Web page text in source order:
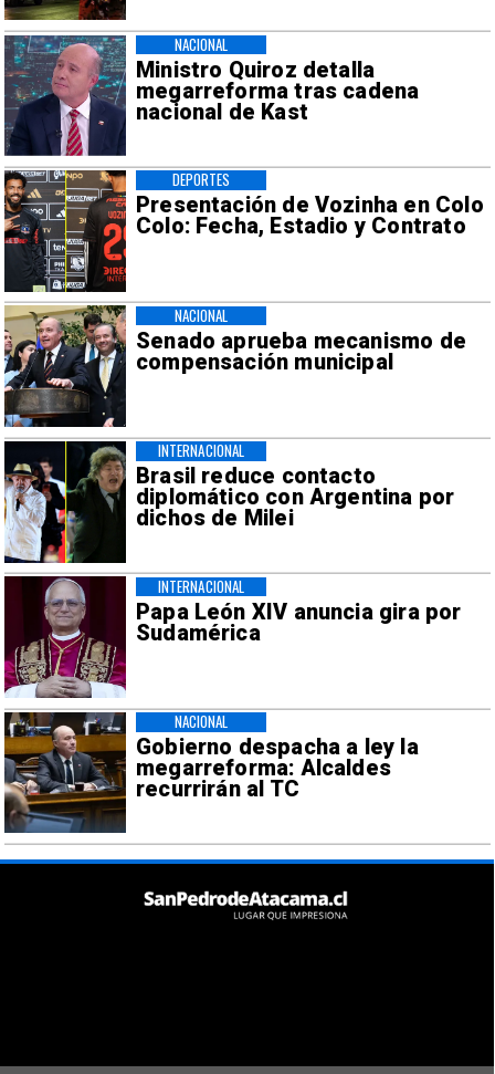
Ministro Quiroz detalla
megarreforma tras cadena
nacional de Kast
NACIONAL
Presentación de Vozinha en Colo
Colo: Fecha, Estadio y Contrato
DEPORTES
Senado aprueba mecanismo de
compensación municipal
NACIONAL
Brasil reduce contacto
diplomático con Argentina por
dichos de Milei
INTERNACIONAL
Papa León XIV anuncia gira por
Sudamérica
INTERNACIONAL
Gobierno despacha a ley la
megarreforma: Alcaldes
recurrirán al TC
NACIONAL